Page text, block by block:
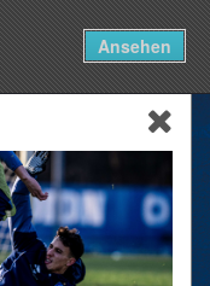
Ansehen